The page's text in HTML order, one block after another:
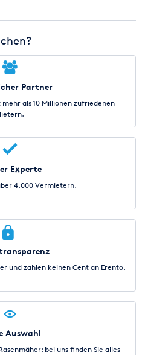
Partner
als 10 Millionen zufriedenen
Experte
4.000 Vermietern.
und zahlen keinen Cent an Erento.
Auswahl
bei uns finden Sie alles